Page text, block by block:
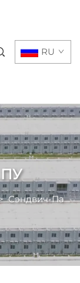
RU
ПУ
Сэндвич-Панель